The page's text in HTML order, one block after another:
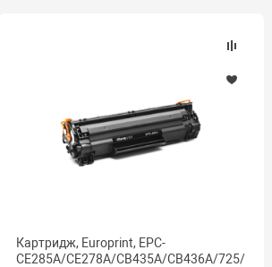
Картридж, Europrint, EPC-
CE285A/CE278A/CB435A/CB436A/725/